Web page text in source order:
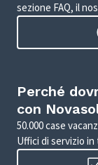
sezione FAQ, il
Perché
con
50.000 case
Uffici di servizio